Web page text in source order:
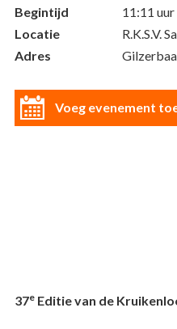
Begintijd
11:11 uur
Locatie
R.K.S.V.
Adres
Voeg evenement
37eEditie van de